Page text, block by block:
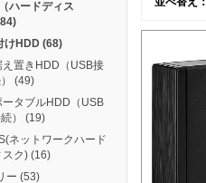
ハードディス
けHDD(68)
え置きHDD（USB接
(49)
ータブルHDD（USB
）
(19)
ネットワークハード
スク)(16)
ー (53)